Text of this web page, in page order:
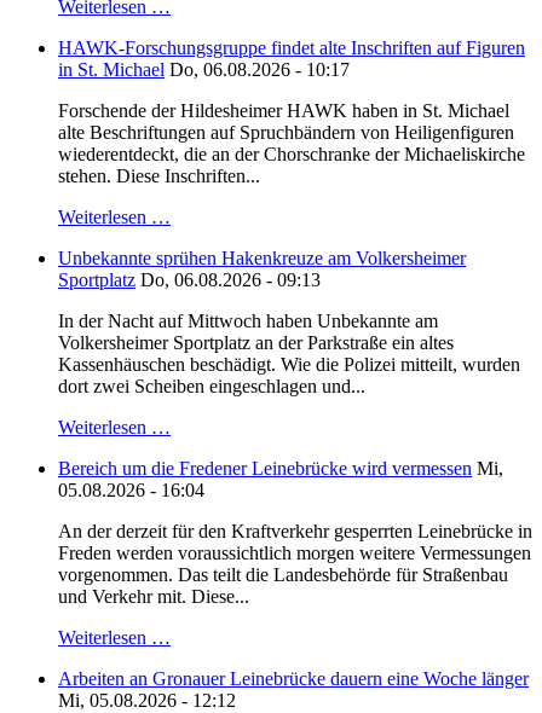
Weiterlesen …
HAWK-Forschungsgruppe findet alte Inschriften auf Figuren
in St. Michael Do, 06.08.2026 - 10:17
Forschende der Hildesheimer HAWK haben in St. Michael
alte Beschriftungen auf Spruchbändern von Heiligenfiguren
wiederentdeckt, die an der Chorschranke der Michaeliskirche
stehen. Diese Inschriften...
Weiterlesen …
Unbekannte sprühen Hakenkreuze am Volkersheimer
Sportplatz Do, 06.08.2026 - 09:13
In der Nacht auf Mittwoch haben Unbekannte am
Volkersheimer Sportplatz an der Parkstraße ein altes
Kassenhäuschen beschädigt. Wie die Polizei mitteilt, wurden
dort zwei Scheiben eingeschlagen und...
Weiterlesen …
Bereich um die Fredener Leinebrücke wird vermessen Mi,
05.08.2026 - 16:04
An der derzeit für den Kraftverkehr gesperrten Leinebrücke in
Freden werden voraussichtlich morgen weitere Vermessungen
vorgenommen. Das teilt die Landesbehörde für Straßenbau
und Verkehr mit. Diese...
Weiterlesen …
Arbeiten an Gronauer Leinebrücke dauern eine Woche länger
Mi, 05.08.2026 - 12:12